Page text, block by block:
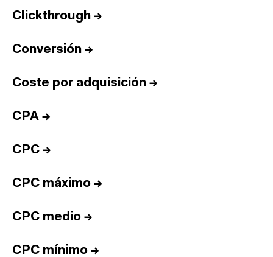
Clickthrough →
Conversión →
Coste por adquisición →
CPA →
CPC →
CPC máximo →
CPC medio →
CPC mínimo →